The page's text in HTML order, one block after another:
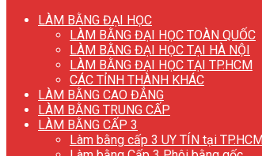
LÀM BẰNG ĐẠI HỌC
LÀM BẰNG ĐẠI HỌC TOÀN QUỐC
LÀM BẰNG ĐẠI HỌC TẠI HÀ NỘI
LÀM BẰNG ĐẠI HỌC TẠI TP.HCM
CÁC TỈNH THÀNH KHÁC
LÀM BẰNG CAO ĐẲNG
LÀM BẰNG TRUNG CẤP
LÀM BẰNG CẤP 3
Làm bằng cấp 3 UY TÍN tại TP.HCM